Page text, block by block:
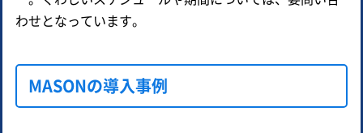
わせとなっています。
MASONの導入事例